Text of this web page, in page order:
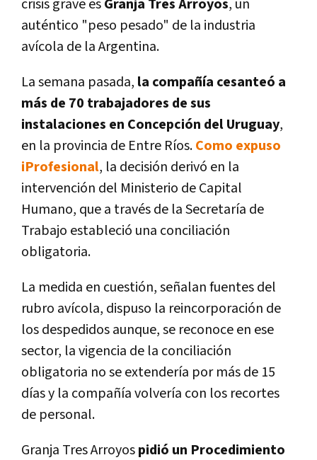
crisis grave esGranja Tres Arroyos, un
auténtico "peso pesado" de la industria
avícola de la Argentina.
La semana pasada, la compañía cesanteó a
más de 70 trabajadores de sus
instalaciones en Concepción del Uruguay,
en la provincia de Entre Ríos.Como expuso
iProfesional, la decisión derivó en la
intervención del Ministerio de Capital
Humano, que a través de la Secretaría de
Trabajo estableció una conciliación
obligatoria.
La medida en cuestión, señalan fuentes del
rubro avícola, dispuso la reincorporación de
los despedidos aunque, se reconoce en ese
sector, la vigencia de la conciliación
obligatoria no se extendería por más de 15
días y la compañía volvería con los recortes
de personal.
Granja Tres Arroyospidió un Procedimiento